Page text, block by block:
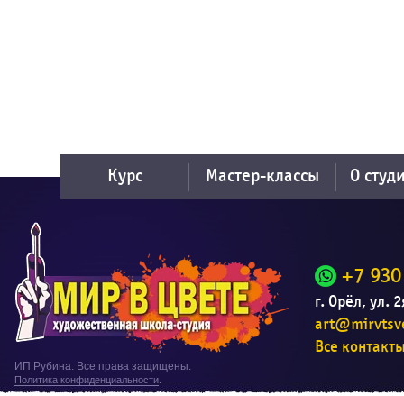
Курс Мастер-классы О
ИП Рубина. Все права защищены.
Политика конфиденциальности.
+7
г. Орёл, ул.
Все